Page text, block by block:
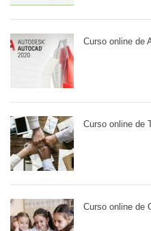
Curso online de
Curso online de
Curso online de